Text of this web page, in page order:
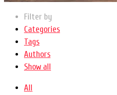
Filter by
Categories
Tags
Authors
Show all
All